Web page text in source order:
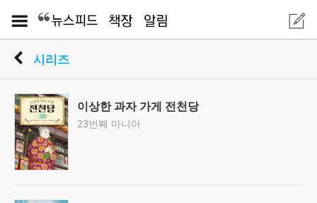
시리즈
이상한 과자 가게 전천당
23번째 마니아